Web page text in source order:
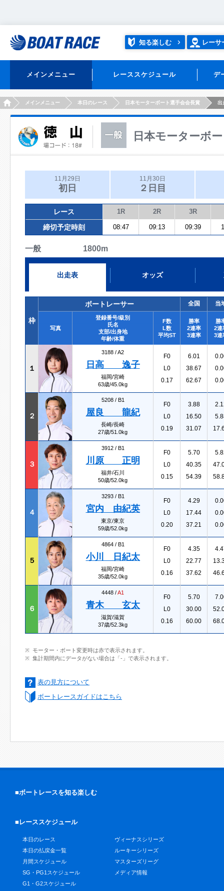
知る楽しむ レーサ
メインメニュー レーススケジュール デ
HOMEメインメニュー 本日のレース 日本モーターボート選手会会長賞 出
日本モーターボ
11月29日
初日
11月30日
２日目
レース 1R 2R 3R
締切予定時刻 08:47 09:13 09:39
一般 1800m
出走表 オッズ
枠
ボートレーサー 全国 当
写真
登録番号/級別
氏名
支部/出身地
年齢/体重
F数
L数
平均ST
勝率
2連率
3連率
勝
2連
3連
１
3188 /A2
日高 逸子
福岡/宮崎
63歳/45.0kg
F0
L0
0.17
6.01
38.67
62.67
２
5208 / B1
屋良 龍紀
長崎/長崎
27歳/51.0kg
F0
L0
0.19
3.88
16.50
31.07
３
3912 / B1
川原 正明
福井/石川
50歳/52.0kg
F0
L0
0.15
5.70
40.35
54.39
４
3293 / B1
宮内 由紀英
東京/東京
59歳/52.0kg
F0
L0
0.20
4.29
17.44
37.21
５
4864 / B1
小川 日紀太
福岡/宮崎
35歳/52.0kg
F0
L0
0.16
4.35
22.77
37.62
６
4448 /A1
青木 玄太
滋賀/滋賀
37歳/52.3kg
F0
L0
0.16
5.70
30.00
60.00
モーター・ボート変更時は赤で表示されます。
集計期間内にデータがない場合は「-」で表示されます。
表の見方について
ボートレースガイドはこちら
■ボートレースを知る楽しむ
■レーススケジュール
本日のレース
本日の払戻金一覧
月間スケジュール
SG・PG1スケジュール
G1・G2スケジュール
ヴィーナスシリーズ
ルーキーシリーズ
マスターズリーグ
メディア情報